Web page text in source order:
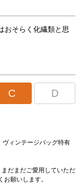
おそらく化繊類と思
C D
ィンテージバッグ特有
だまだご愛用していただ
願いします。